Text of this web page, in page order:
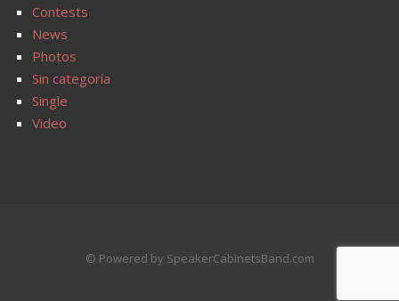
Contests
News
Photos
Sin categoría
Single
Video
© Powered by SpeakerCabinetsBand.com